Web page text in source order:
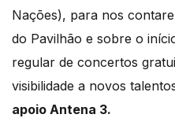
Nações), para nos
do Pavilhão e sobre o
regular de concertos
visibilidade a novos
apoio Antena 3.